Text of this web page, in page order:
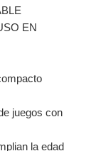
EN
juegos con
la edad